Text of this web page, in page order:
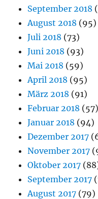
September 2018
August 2018 (95)
Juli 2018 (73)
Juni 2018 (93)
Mai 2018 (59)
April 2018 (95)
März 2018 (91)
Februar 2018 (57)
Januar 2018 (94)
Dezember 2017
November 2017
Oktober 2017
September 2017
August 2017 (79)